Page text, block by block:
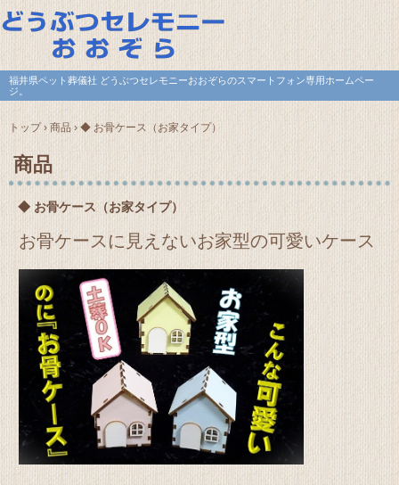
福井県ペット葬儀社 どうぶつセレモニーおおぞらのスマートフォン専用ホームペー
ジ。
トップ› 商品 › ◆ お骨ケース（お家タイプ）
商品
◆ お骨ケース（お家タイプ）
お骨ケースに見えないお家型の可愛いケース